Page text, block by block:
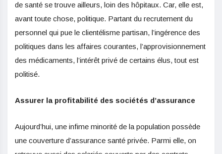
de santé se trouve ailleurs, loin des hôpitaux. Car, elle est,
avant toute chose, politique. Partant du recrutement du
personnel qui pue le clientélisme partisan, l’ingérence des
politiques dans les affaires courantes, l’approvisionnement
des médicaments, l’intérêt privé de certains élus, tout est
politisé.
Assurer la profitabilité des sociétés d’assurance
Aujourd’hui, une infime minorité de la population possède
une couverture d’assurance santé privée. Parmi elle, on